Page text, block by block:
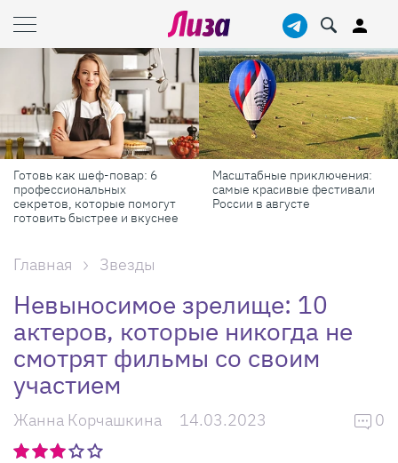
Готовь как шеф-повар: 6
профессиональных
секретов, которые помогут
готовить быстрее и вкуснее
Масштабные приключения:
самые красивые фестивали
России в августе
Главная Звезды
Невыносимое зрелище: 10
актеров, которые никогда не
смотрят фильмы со своим
участием
Жанна Корчашкина 14.03.2023 0